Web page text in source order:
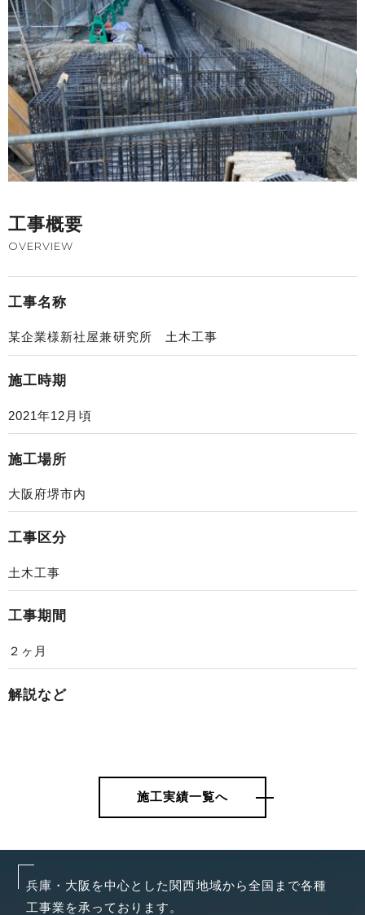
工事概要
OVERVIEW
工事名称
某企業様新社屋兼研究所 土木工事
施工時期
2021年12月頃
施工場所
大阪府堺市内
工事区分
土木工事
工事期間
２ヶ月
解説など
施工実績一覧へ
兵庫・大阪を中心とした関西地域から全国まで各種
工事業を承っております。